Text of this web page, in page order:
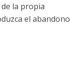
la propia
el abandono